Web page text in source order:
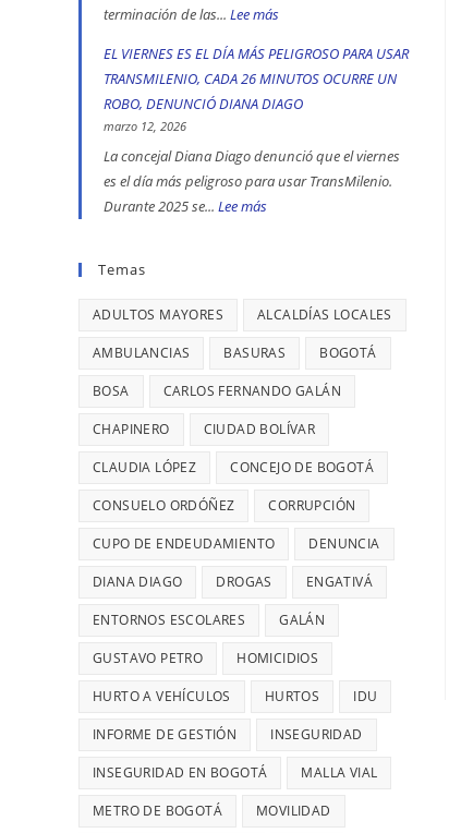
del
donde
se
reportaron
maltratos
a
para
DE
TRATA
DE
PERSONAS
BOGOTÁ:
DENUNCIÓ
LA
terminación de las... Lee más:
EN
Y
BARRIOS
7
TERMINAR:
DIANA
DENUNCIÓ
RETRASOS
28
MILLONES
EL VIERNES ES EL DÍA MÁS PELIGROSO PARA USAR
TRANSMILENIO, CADA 26 MINUTOS OCURRE UN
ROBO, DENUNCIÓ DIANA DIAGO
marzo 12, 2026
La concejal Diana Diago denunció que el viernes
es el día más peligroso para usar TransMilenio.
Durante 2025 se... Lee más:
EL
DÍA
PELIGROSO
PARA
TRANSMILENIO,
CADA
26
OCURRE
UN
DENUNCIÓ
DIANA
DIAGO
Temas
ADULTOS MAYORES ALCALDÍAS LOCALES
AMBULANCIAS BASURAS BOGOTÁ
BOSA CARLOS FERNANDO GALÁN
CHAPINERO CIUDAD BOLÍVAR
CLAUDIA LÓPEZ CONCEJO DE BOGOTÁ
CONSUELO ORDÓÑEZ CORRUPCIÓN
CUPO DE ENDEUDAMIENTO DENUNCIA
DIANA DIAGO DROGAS ENGATIVÁ
ENTORNOS ESCOLARES GALÁN
GUSTAVO PETRO HOMICIDIOS
HURTO A VEHÍCULOS HURTOS IDU
INFORME DE GESTIÓN INSEGURIDAD
INSEGURIDAD EN BOGOTÁ MALLA VIAL
METRO DE BOGOTÁ MOVILIDAD